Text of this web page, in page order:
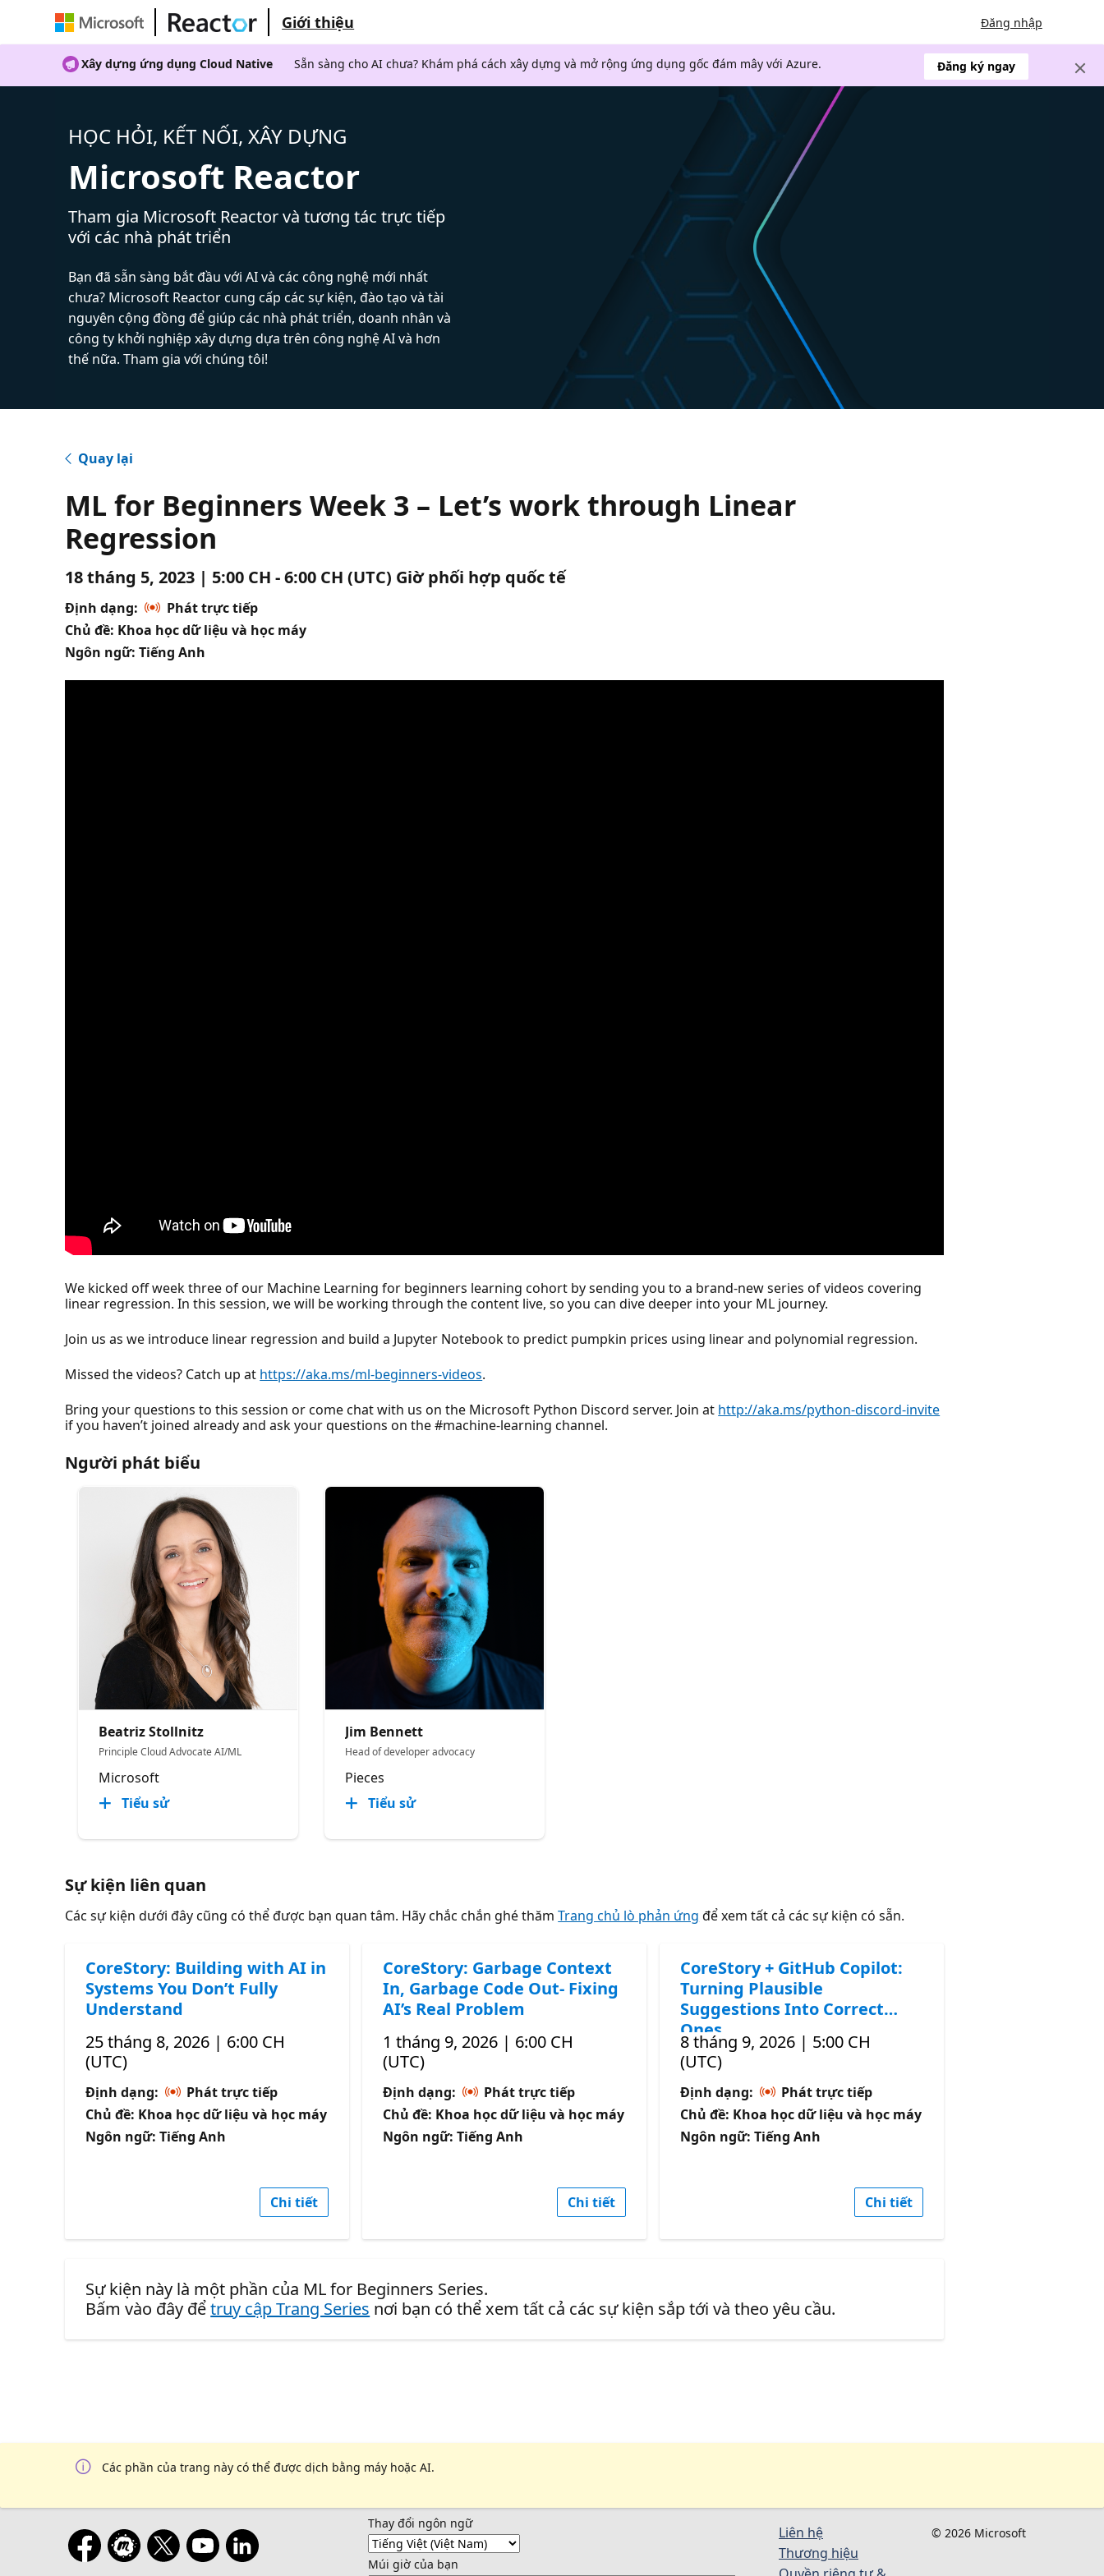
Giới thiệu Đăng nhập
Xây dựng ứng dụng Cloud Native Sẵn sàng cho AI chưa? Khám phá cách xây dựng và mở rộng ứng dụng gốc đám mây với Azure. Đăng ký ngay
HỌC HỎI, KẾT NỐI, XÂY DỰNG
Microsoft Reactor
Tham gia Microsoft Reactor và tương tác trực tiếp
với các nhà phát triển
Bạn đã sẵn sàng bắt đầu với AI và các công nghệ mới nhất
chưa? Microsoft Reactor cung cấp các sự kiện, đào tạo và tài
nguyên cộng đồng để giúp các nhà phát triển, doanh nhân và
công ty khởi nghiệp xây dựng dựa trên công nghệ AI và hơn
thế nữa. Tham gia với chúng tôi!
Quay lại
ML for Beginners Week 3 – Let’s work through Linear
Regression
18 tháng 5, 2023 | 5:00 CH - 6:00 CH (UTC) Giờ phối hợp quốc tế
Định dạng:
Phát trực tiếp
Chủ đề: Khoa học dữ liệu và học máy
Ngôn ngữ: Tiếng Anh
We kicked off week three of our Machine Learning for beginners learning cohort by sending you to a brand-new series of videos covering
linear regression. In this session, we will be working through the content live, so you can dive deeper into your ML journey.
Join us as we introduce linear regression and build a Jupyter Notebook to predict pumpkin prices using linear and polynomial regression.
Missed the videos? Catch up at https://aka.ms/ml-beginners-videos.
Bring your questions to this session or come chat with us on the Microsoft Python Discord server. Join at http://aka.ms/python-discord-invite
if you haven’t joined already and ask your questions on the #machine-learning channel.
Người phát biểu
Beatriz Stollnitz
Principle Cloud Advocate AI/ML
Microsoft
Tiểu sử
Jim Bennett
Head of developer advocacy
Pieces
Tiểu sử
Sự kiện liên quan
Các sự kiện dưới đây cũng có thể được bạn quan tâm. Hãy chắc chắn ghé thămTrang chủ lò phản ứng để xem tất cả các sự kiện có sẵn.
CoreStory: Building with AI in
Systems You Don’t Fully
Understand
25 tháng 8, 2026 | 6:00 CH
(UTC)
Định dạng:
Phát trực tiếp
Chủ đề: Khoa học dữ liệu và học máy
Ngôn ngữ: Tiếng Anh
Chi tiết
CoreStory: Garbage Context
In, Garbage Code Out- Fixing
AI’s Real Problem
1 tháng 9, 2026 | 6:00 CH
(UTC)
Định dạng:
Phát trực tiếp
Chủ đề: Khoa học dữ liệu và học máy
Ngôn ngữ: Tiếng Anh
Chi tiết
CoreStory + GitHub Copilot:
Turning Plausible
Suggestions Into Correct
Ones
8 tháng 9, 2026 | 5:00 CH
(UTC)
Định dạng:
Phát trực tiếp
Chủ đề: Khoa học dữ liệu và học máy
Ngôn ngữ: Tiếng Anh
Chi tiết
Sự kiện này là một phần của ML for Beginners Series.
Bấm vào đây đểtruy cập Trang Series nơi bạn có thể xem tất cả các sự kiện sắp tới và theo yêu cầu.
Các phần của trang này có thể được dịch bằng máy hoặc AI.
Thay đổi ngôn ngữ
Múi giờ của bạn
Liên hệ
Thương hiệu
© 2026 Microsoft